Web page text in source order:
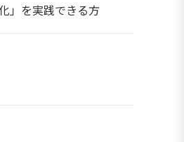
」を実践できる方